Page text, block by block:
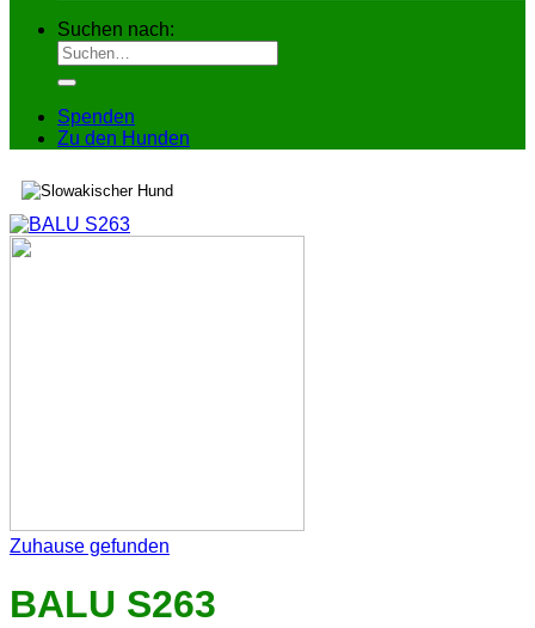
Suchen nach:
Spenden
Zu den Hunden
Zuhause gefunden
BALU S263